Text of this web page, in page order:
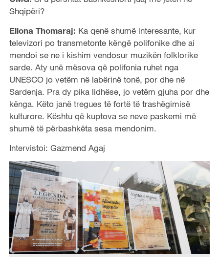
Shqipëri?
Eliona Thomaraj: Ka qenë shumë interesante, kur
televizori po transmetonte këngë polifonike dhe ai
mendoi se ne i kishim vendosur muzikën folklorike
sarde. Aty unë mësova që polifonia ruhet nga
UNESCO jo vetëm në labërinë tonë, por dhe në
Sardenja. Pra dy pika lidhëse, jo vetëm gjuha por dhe
kënga. Këto janë tregues të fortë të trashëgimisë
kulturore. Kështu që kuptova se neve paskemi më
shumë të përbashkëta sesa mendonim.
Intervistoi: Gazmend Agaj